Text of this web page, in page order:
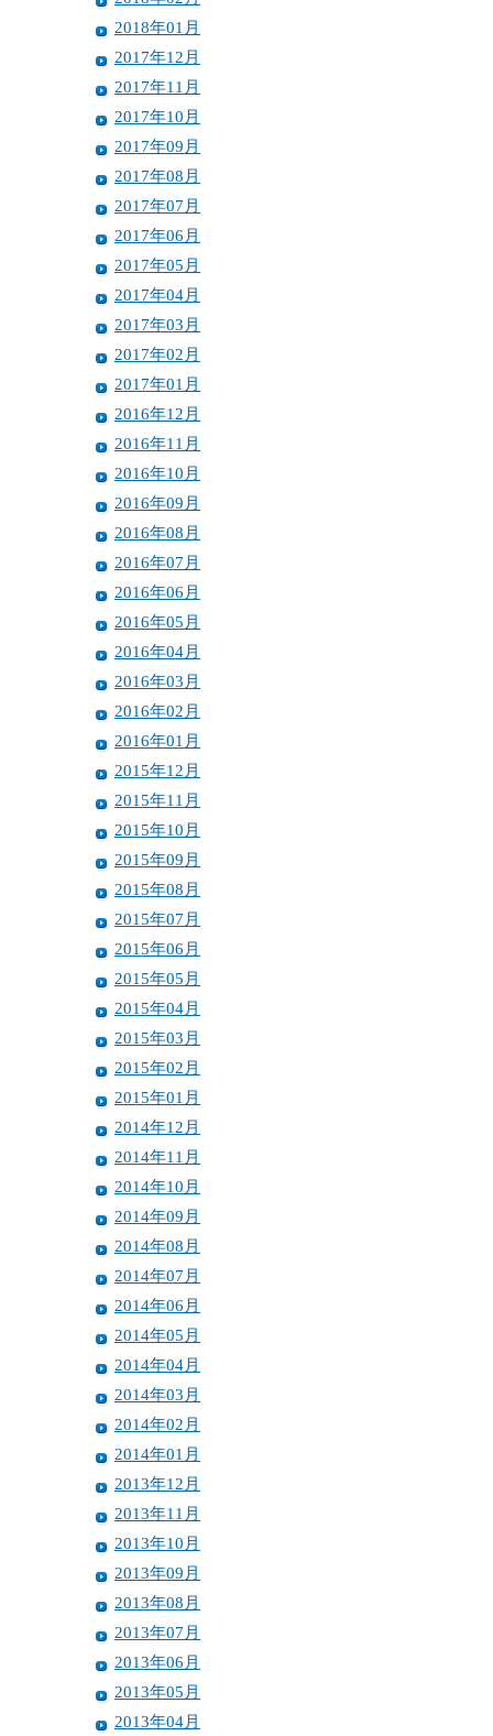
2018年01月
2017年12月
2017年11月
2017年10月
2017年09月
2017年08月
2017年07月
2017年06月
2017年05月
2017年04月
2017年03月
2017年02月
2017年01月
2016年12月
2016年11月
2016年10月
2016年09月
2016年08月
2016年07月
2016年06月
2016年05月
2016年04月
2016年03月
2016年02月
2016年01月
2015年12月
2015年11月
2015年10月
2015年09月
2015年08月
2015年07月
2015年06月
2015年05月
2015年04月
2015年03月
2015年02月
2015年01月
2014年12月
2014年11月
2014年10月
2014年09月
2014年08月
2014年07月
2014年06月
2014年05月
2014年04月
2014年03月
2014年02月
2014年01月
2013年12月
2013年11月
2013年10月
2013年09月
2013年08月
2013年07月
2013年06月
2013年05月
2013年04月